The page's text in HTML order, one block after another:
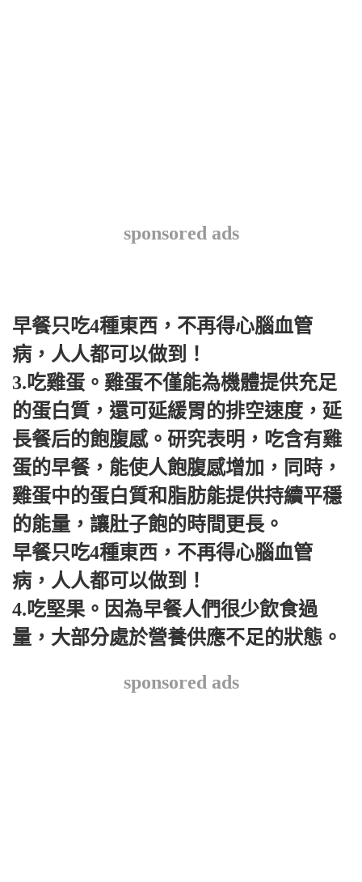
sponsored ads
早餐只吃4種東西，不再得心腦血管
病，人人都可以做到！
3.吃雞蛋。雞蛋不僅能為機體提供充足
的蛋白質，還可延緩胃的排空速度，延
長餐后的飽腹感。研究表明，吃含有雞
蛋的早餐，能使人飽腹感增加，同時，
雞蛋中的蛋白質和脂肪能提供持續平穩
的能量，讓肚子飽的時間更長。
早餐只吃4種東西，不再得心腦血管
病，人人都可以做到！
4.吃堅果。因為早餐人們很少飲食過
量，大部分處於營養供應不足的狀態。
sponsored ads